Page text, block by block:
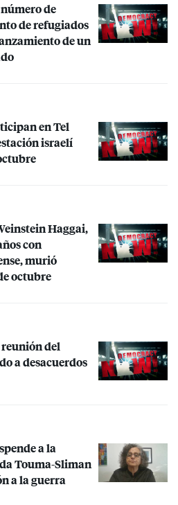
de
de refugiados
de un
en Tel
israelí
Haggai,
con
murió
octubre
del
a desacuerdos
a la
Touma-Sliman
a la guerra